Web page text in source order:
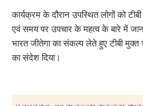
कार्यक्रम के दौरान उपस्थित लोगों को
एवं समय पर उपचार के महत्व के बारे में
भारत जीतेगा का संकल्प लेते हुए टीबी मुक्त
का संदेश दिया।